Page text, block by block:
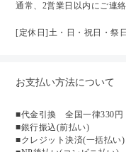
通常、2営業日以内にご連絡
[定休日]土・日・祝日・祭日
お支払い方法について
■代金引換 全国一律330円
■銀行振込(前払い)
■クレジット決済(一括払い)